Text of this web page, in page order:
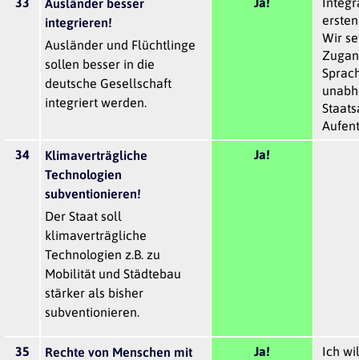
Ausländer besser
integrieren!
Ausländer und Flüchtlinge
sollen besser in die
deutsche Gesellschaft
integriert werden.
Wir
34
Klimaverträgliche
Technologien
subventionieren!
Der Staat soll
klimaverträgliche
Technologien z.B. zu
Mobilität und Städtebau
stärker als bisher
subventionieren.
Ja!
35
Rechte von Menschen mit
Ja!
Ich